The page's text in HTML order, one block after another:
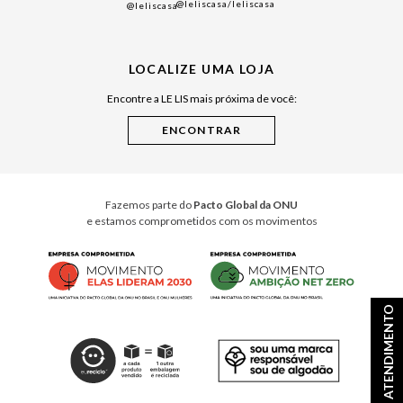
ATENDIMENTO
Cuidados Casa
@leliscasa@leliscasa/leliscasa
LOCALIZE UMA LOJA
Encontre a LE LIS mais próxima de você:
Fazemos parte do Pacto Global da ONU
e estamos comprometidos com os movimentos